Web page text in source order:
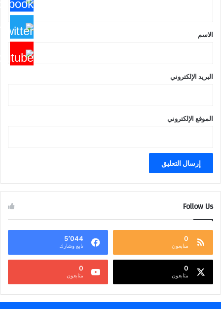
*
الاسم
البريد الإلكتروني
الموقع الإلكتروني
Follow Us
0
متابعون
5٬044
تابع وشارك
0
متابعون
0
متابعون